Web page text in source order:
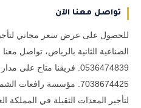
تواصل معنا الآن
للحصول على عرض سعر مجاني
الصناعية الثانية بالرياض، تواصل
0536474839. فريقنا
7038674425. مؤسسة
لتأجير المعدات الثقيلة في المملكة